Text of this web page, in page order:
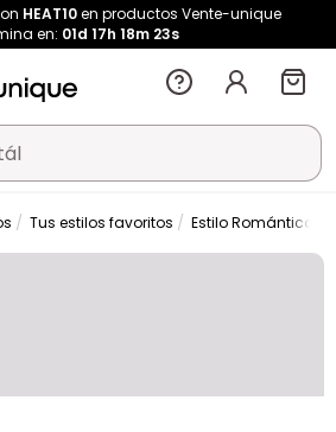
HEAT10en productos Vente-unique
en: 01d 17h 18m 23s
Tus estilos favoritos Estilo Romántico